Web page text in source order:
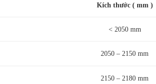
Kích thước ( mm )
< 2050 mm
2050 – 2150 mm
2150 – 2180 mm